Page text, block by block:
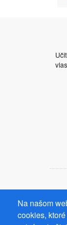
Na našom
cookies,